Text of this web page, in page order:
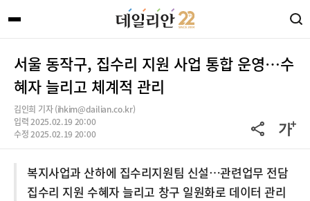
서울 동작구, 집수리 지원 사업 통합 운영…수
혜자 늘리고 체계적 관리
김인희 기자 (ihkim@dailian.co.kr)
입력 2025.02.19 20:00
수정 2025.02.19 20:00
복지사업과 산하에 집수리지원팀 신설…관련업무 전담
집수리 지원 수혜자 늘리고 창구 일원화로 데이터 관리